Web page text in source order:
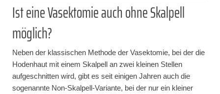
Ist eine Vasektomie auch ohne Skalpell
möglich?
Neben der klassischen Methode der Vasektomie, bei der die
Hodenhaut mit einem Skalpell an zwei kleinen Stellen
aufgeschnitten wird, gibt es seit einigen Jahren auch die
sogenannte Non-Skalpell-Variante, bei der nur ein kleiner